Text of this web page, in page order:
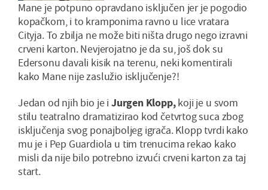
Mane je potpuno opravdano isključen jer je pogodio
kopačkom, i to kramponima ravno u lice vratara
Cityja. To zbilja ne može biti ništa drugo nego izravni
crveni karton. Nevjerojatno je da su, još dok su
Edersonu davali kisik na terenu, neki komentirali
kako Mane nije zaslužio isključenje?!
Jedan od njih bio je i Jurgen Klopp,koji je u svom
stilu teatralno dramatizirao kod četvrtog suca zbog
isključenja svog ponajboljeg igrača. Klopp tvrdi kako
mu je i Pep Guardiola u tim trenucima rekao kako
misli da nije bilo potrebno izvući crveni karton za taj
start.